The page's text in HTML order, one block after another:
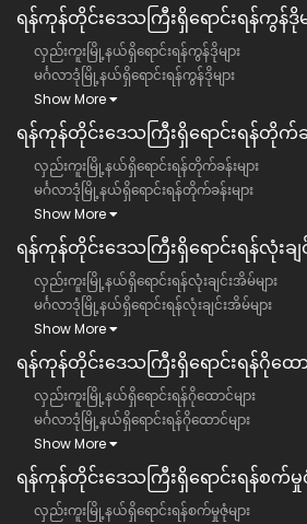
ရန်ကုန်တိုင်းဒေသကြီး​ရှိရောင်းရန်ကွန်ဒိုမ
လှည်းကူးမြို့နယ်ရှိရောင်းရန်ကွန်ဒိုများ
မင်္ဂလာဒုံမြို့နယ်ရှိရောင်းရန်ကွန်ဒိုများ
Show More
ရန်ကုန်တိုင်းဒေသကြီး​ရှိရောင်းရန်တိုက်ခန်
လှည်းကူးမြို့နယ်ရှိရောင်းရန်တိုက်ခန်းများ
မင်္ဂလာဒုံမြို့နယ်ရှိရောင်းရန်တိုက်ခန်းများ
Show More
ရန်ကုန်တိုင်းဒေသကြီး​ရှိရောင်းရန်လုံးချ
လှည်းကူးမြို့နယ်ရှိရောင်းရန်လုံးချင်းအိမ်များ
မင်္ဂလာဒုံမြို့နယ်ရှိရောင်းရန်လုံးချင်းအိမ်များ
Show More
ရန်ကုန်တိုင်းဒေသကြီး​ရှိရောင်းရန်ဂိုထော
လှည်းကူးမြို့နယ်ရှိရောင်းရန်ဂိုထောင်များ
မင်္ဂလာဒုံမြို့နယ်ရှိရောင်းရန်ဂိုထောင်များ
Show More
ရန်ကုန်တိုင်းဒေသကြီး​ရှိရောင်းရန်စက်မှုဇုံ
လှည်းကူးမြို့နယ်ရှိရောင်းရန်စက်မှုဇုံများ